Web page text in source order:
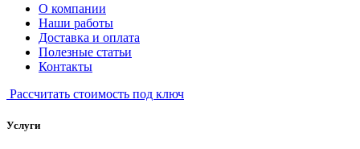
О компании
Наши работы
Доставка и оплата
Полезные статьи
Контакты
Рассчитать стоимость под ключ
Услуги